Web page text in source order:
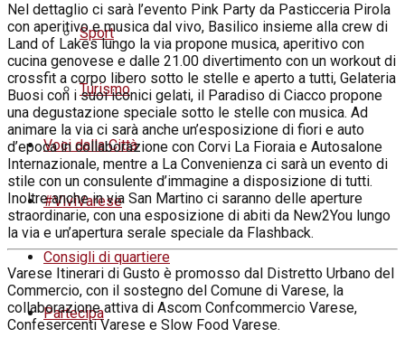
Sport
Turismo
Voci dalla Città
#ViviVarese
Consigli di quartiere
Partecipa
Nel dettaglio ci sarà l’evento Pink Party da Pasticceria Pirola
con aperitivo e musica dal vivo, Basilico insieme alla crew di
Land of Lakes lungo la via propone musica, aperitivo con
cucina genovese e dalle 21.00 divertimento con un workout di
crossfit a corpo libero sotto le stelle e aperto a tutti, Gelateria
Buosi con i suoi iconici gelati, il Paradiso di Ciacco propone
una degustazione speciale sotto le stelle con musica. Ad
animare la via ci sarà anche un’esposizione di fiori e auto
d’epoca in collaborazione con Corvi La Fioraia e Autosalone
Internazionale, mentre a La Convenienza ci sarà un evento di
stile con un consulente d’immagine a disposizione di tutti.
Inoltre anche in via San Martino ci saranno delle aperture
straordinarie, con una esposizione di abiti da New2You lungo
la via e un’apertura serale speciale da Flashback.
Varese Itinerari di Gusto è promosso dal Distretto Urbano del
Commercio, con il sostegno del Comune di Varese, la
collaborazione attiva di Ascom Confcommercio Varese,
Confesercenti Varese e Slow Food Varese.